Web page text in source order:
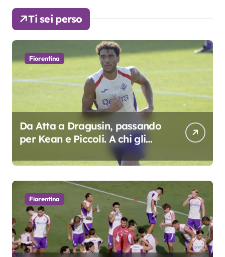
Ti sei perso
Fiorentina
Da Atta a Dragusin, passando
per Kean e Piccoli. A chi gli
oscar del precampionato?
Fiorentina